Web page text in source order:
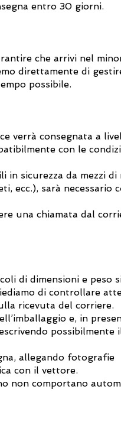
entro 30 giorni.
che arrivi nel
direttamente di
possibile.
verrà consegnata a
con le
in sicurezza da mezzi di
ecc.), sarà necessario
una chiamata dal
di dimensioni e peso
di controllare
ricevuta del corriere.
e, in
possibilmente
allegando fotografie
con il vettore.
non comportano